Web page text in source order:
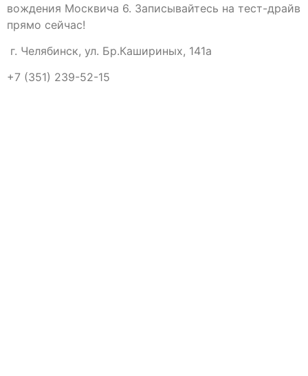
вождения Москвича 6. Записывайтесь на тест-драйв
прямо сейчас!
г. Челябинск, ул. Бр.Кашириных, 141а
+7 (351) 239-52-15